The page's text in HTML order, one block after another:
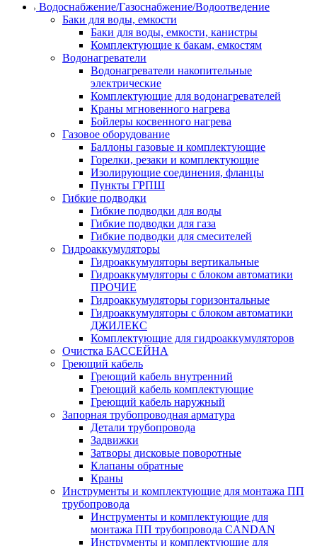
Водоснабжение/Газоснабжение/Водоотведение
Баки для воды, емкости
Баки для воды, емкости, канистры
Комплектующие к бакам, емкостям
Водонагреватели
Водонагреватели накопительные
электрические
Комплектующие для водонагревателей
Краны мгновенного нагрева
Бойлеры косвенного нагрева
Газовое оборудование
Баллоны газовые и комплектующие
Горелки, резаки и комплектующие
Изолирующие соединения, фланцы
Пункты ГРПШ
Гибкие подводки
Гибкие подводки для воды
Гибкие подводки для газа
Гибкие подводки для смесителей
Гидроаккумуляторы
Гидроаккумуляторы вертикальные
Гидроаккумуляторы с блоком автоматики
ПРОЧИЕ
Гидроаккумуляторы горизонтальные
Гидроаккумуляторы с блоком автоматики
ДЖИЛЕКС
Комплектующие для гидроаккумуляторов
Очистка БАССЕЙНА
Греющий кабель
Греющий кабель внутренний
Греющий кабель комплектующие
Греющий кабель наружный
Запорная трубопроводная арматура
Детали трубопровода
Задвижки
Затворы дисковые поворотные
Клапаны обратные
Краны
Инструменты и комплектующие для монтажа ПП
трубопровода
Инструменты и комплектующие для
монтажа ПП трубопровода CANDAN
Инструменты и комплектующие для